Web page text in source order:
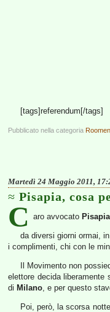
[tags]referendum[/tags]
Pubblicato nella categoria
Martedì 24 Maggio 2011,
Pisapia, cosa
C aro avvocato Pisapia
da diversi giorni ormai,
i complimenti, chi con le
Il Movimento non
elettore decida liberamente
di Milano, e per questo
Poi, però, la scorsa